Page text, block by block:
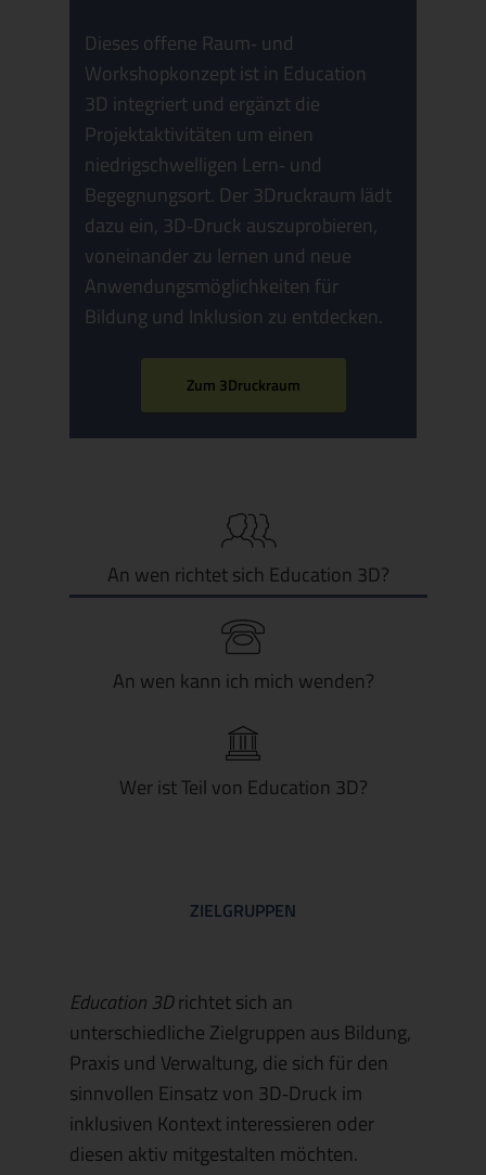
Dieses offene Raum‑ und
Workshopkonzept ist in Education
3D integriert und ergänzt die
Projektaktivitäten um einen
niedrigschwelligen Lern‑ und
Begegnungsort. Der 3Druckraum lädt
dazu ein, 3D‑Druck auszuprobieren,
voneinander zu lernen und neue
Anwendungsmöglichkeiten für
Bildung und Inklusion zu entdecken.
Zum 3Druckraum
An wen richtet sich Education 3D?
An wen kann ich mich wenden?
Wer ist Teil von Education 3D?
ZIELGRUPPEN
Education 3Drichtet sich an
unterschiedliche Zielgruppen aus Bildung,
Praxis und Verwaltung, die sich für den
sinnvollen Einsatz von 3D‑Druck im
inklusiven Kontext interessieren oder
diesen aktiv mitgestalten möchten.